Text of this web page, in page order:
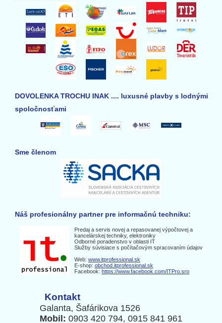
DOVOLENKA TROCHU INAK .... luxusné plavby s lodnými
spoločnosťami
Sme členom
Náš profesionálny partner pre informačnú techniku:
Predaj a servis novej a repasovanej výpočtovej a
kancelárskej techniky, elektroniky
Odborné poradenstvo v oblasti IT
Služby súvisiace s počítačovým spracovaním údajov
Web: www.itprofessional.sk
E-shop: obchod.itprofessional.sk
Facebook: https://www.facebook.com/ITPro.sro
Kontakt
Galanta, Šafárikova 1526
Mobil: 0903 420 794, 0915 841 961